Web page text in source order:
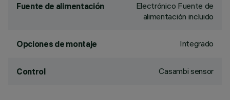
Fuente de alimentación
Electrónico Fuente de
alimentación incluido
Opciones de montaje Integrado
Control Casambi sensor